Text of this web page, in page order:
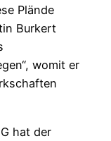
Plände
Burkert
womit er
hat der